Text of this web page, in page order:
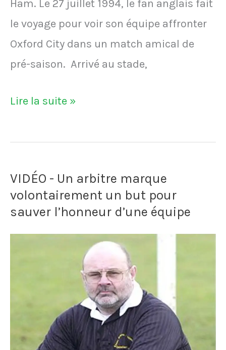
Ham. Le 27 juillet 1994, le fan anglais fait
le voyage pour voir son équipe affronter
Oxford City dans un match amical de
pré-saison. Arrivé au stade,
VIDÉO
Un
remplace
un
un
Lire la suite »
VIDÉO - Un arbitre marque
volontairement un but pour
sauver l’honneur d’une équipe